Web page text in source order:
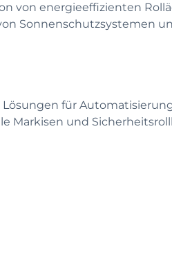
von energieeffizienten
Sonnenschutzsystemen
Lösungen für
Markisen und